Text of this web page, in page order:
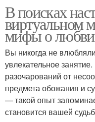
В поисках
виртуальном
мифы о любви
Вы никогда не
увлекательное
разочарований от
предмета обожания и
— такой опыт
становится вашей